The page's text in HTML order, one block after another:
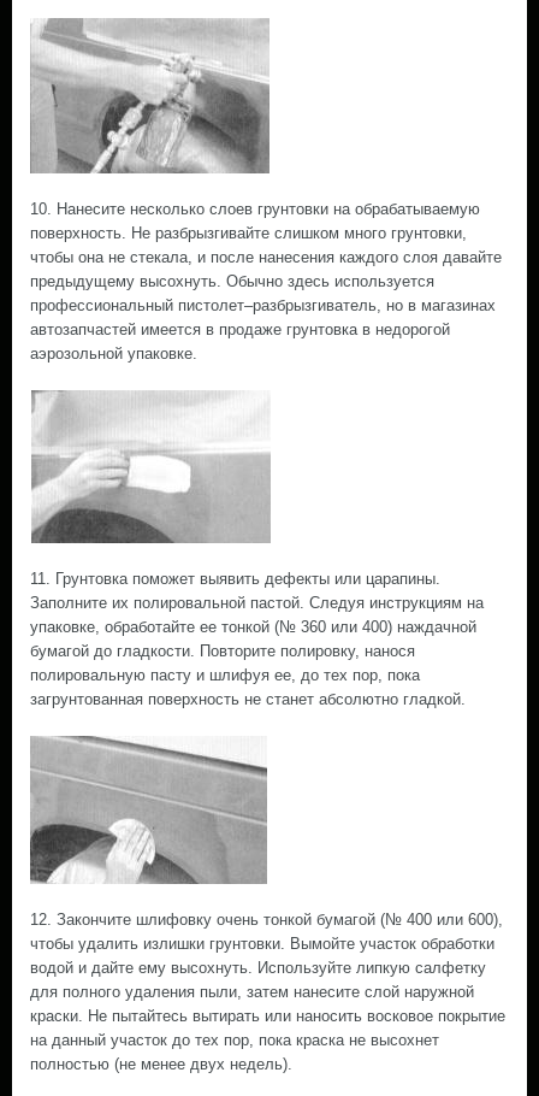
10. Нанесите несколько слоев грунтовки на обрабатываемую
поверхность. Не разбрызгивайте слишком много грунтовки,
чтобы она не стекала, и после нанесения каждого слоя давайте
предыдущему высохнуть. Обычно здесь используется
профессиональный пистолет–разбрызгиватель, но в магазинах
автозапчастей имеется в продаже грунтовка в недорогой
аэрозольной упаковке.
11. Грунтовка поможет выявить дефекты или царапины.
Заполните их полировальной пастой. Следуя инструкциям на
упаковке, обработайте ее тонкой (№ 360 или 400) наждачной
бумагой до гладкости. Повторите полировку, нанося
полировальную пасту и шлифуя ее, до тех пор, пока
загрунтованная поверхность не станет абсолютно гладкой.
12. Закончите шлифовку очень тонкой бумагой (№ 400 или 600),
чтобы удалить излишки грунтовки. Вымойте участок обработки
водой и дайте ему высохнуть. Используйте липкую салфетку
для полного удаления пыли, затем нанесите слой наружной
краски. Не пытайтесь вытирать или наносить восковое покрытие
на данный участок до тех пор, пока краска не высохнет
полностью (не менее двух недель).